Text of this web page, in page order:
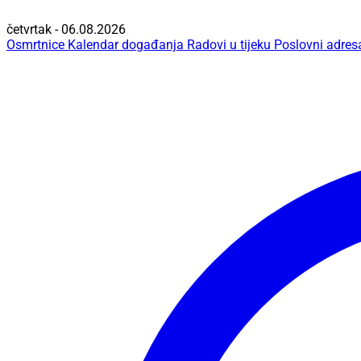
četvrtak - 06.08.2026
Osmrtnice Kalendar događanja Radovi u tijeku Poslovni